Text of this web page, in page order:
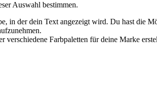
Auswahl bestimmen.
in der dein Text angezeigt wird. Du hast die
verschiedene Farbpaletten für deine Marke